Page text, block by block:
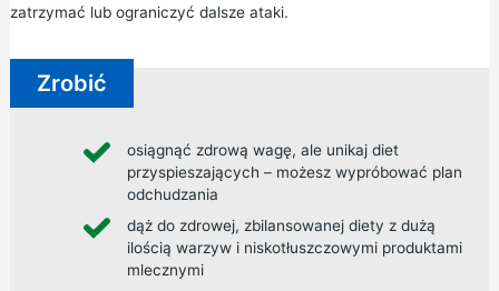
zatrzymać lub ograniczyć dalsze ataki.
Zrobić
osiągnąć zdrową wagę, ale unikaj diet
przyspieszających – możesz wypróbować plan
odchudzania
dąż do zdrowej, zbilansowanej diety z dużą
ilością warzyw i niskotłuszczowymi produktami
mlecznymi